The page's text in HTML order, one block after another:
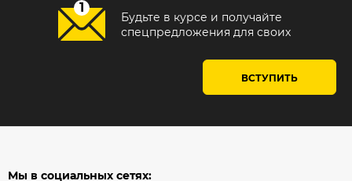
Будьте в курсе и получайте
спецпредложения для своих
ВСТУПИТЬ
Мы в социальных сетях: